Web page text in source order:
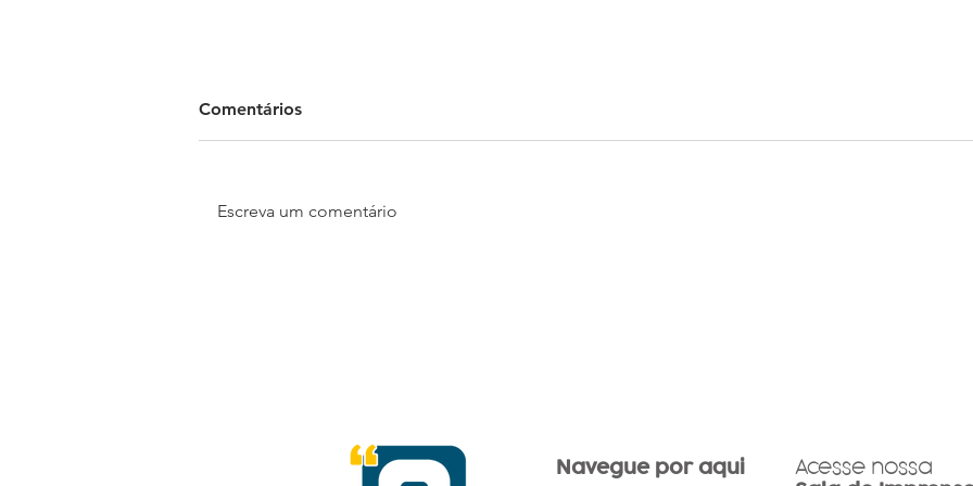
Comentários
Escreva um comentário
Navegue por aqui Acesse nossa